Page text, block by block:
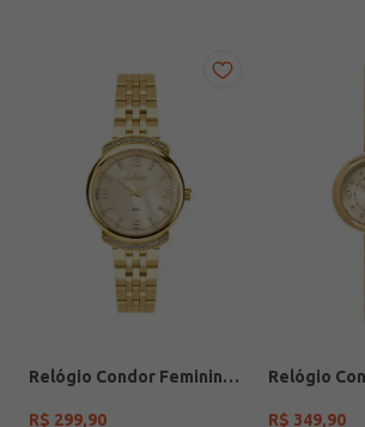
Relógio Condor Feminino DOURADO
R$ 299,90 R$ 349,90